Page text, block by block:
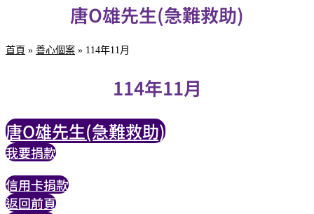
唐O雄先生(急難救助)
首頁 » 善心個案 » 114年11月
114年11月
唐O雄先生(急難救助)
我要捐款
信用卡捐款
返回前頁